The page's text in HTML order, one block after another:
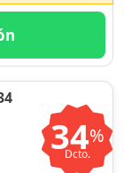
34%
Dcto.